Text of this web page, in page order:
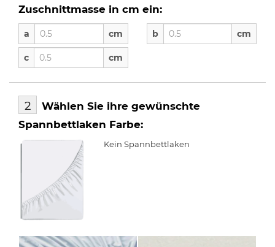
Zuschnittmasse in cm ein:
a cm b cm
c cm
2
Wählen Sie ihre gewünschte
Spannbettlaken Farbe:
Kein Spannbettlaken